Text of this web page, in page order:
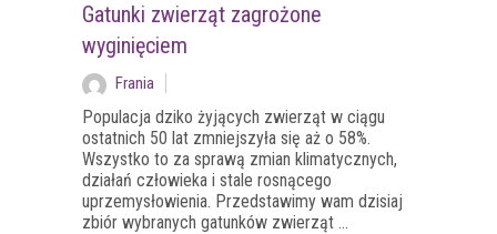
Gatunki zwierząt zagrożone
wyginięciem
Frania
Populacja dziko żyjących zwierząt w ciągu
ostatnich 50 lat zmniejszyła się aż o 58%.
Wszystko to za sprawą zmian klimatycznych,
działań człowieka i stale rosnącego
uprzemysłowienia. Przedstawimy wam dzisiaj
zbiór wybranych gatunków zwierząt ...